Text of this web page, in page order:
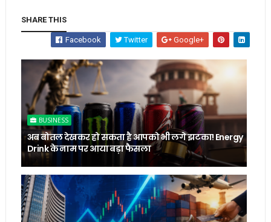
SHARE THIS
Facebook Twitter Google+
BUSINESS
अब बोतल देखकर हो सकता है आपको भी लगे झटका! Energy
Drink के नाम पर आया बड़ा फैसला